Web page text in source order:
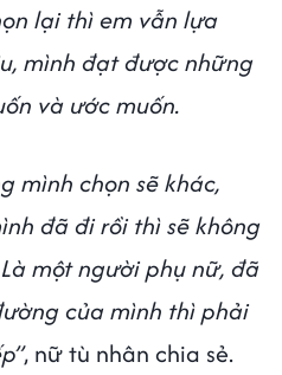
lại thì em vẫn lựa
mình đạt được những
và ước muốn.
mình chọn sẽ khác,
đã đi rồi thì sẽ không
một người phụ nữ, đã
của mình thì phải
, nữ tù nhân chia sẻ.